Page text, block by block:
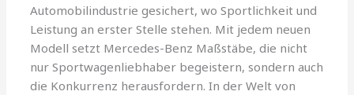
Automobilindustrie gesichert, wo Sportlichkeit und
Leistung an erster Stelle stehen. Mit jedem neuen
Modell setzt Mercedes-Benz Maßstäbe, die nicht
nur Sportwagenliebhaber begeistern, sondern auch
die Konkurrenz herausfordern. In der Welt von